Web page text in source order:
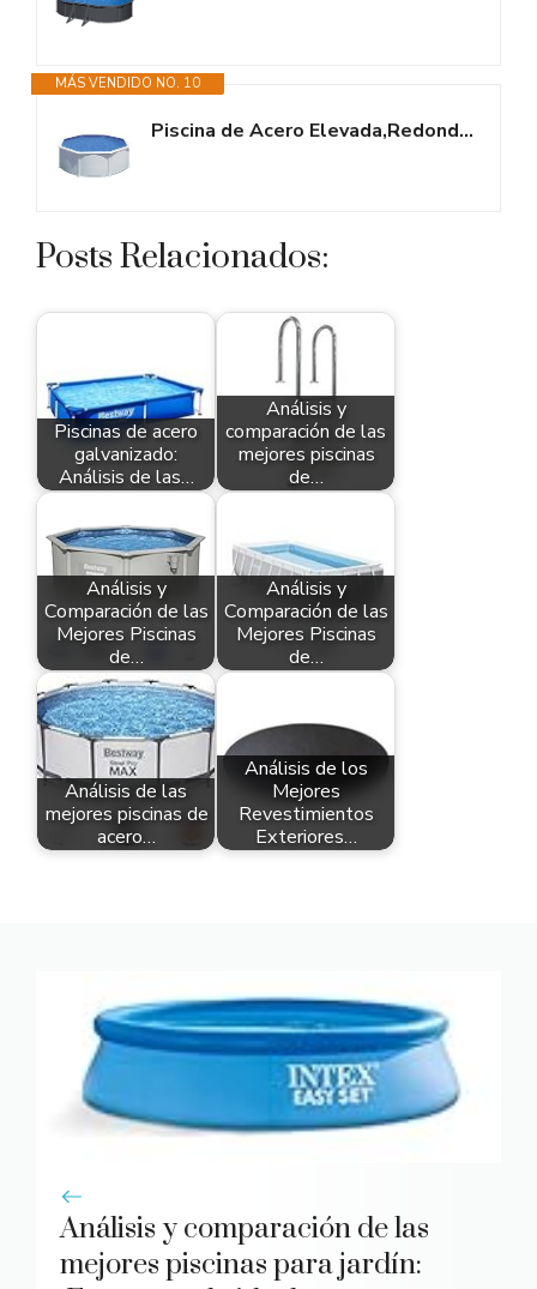
MÁS VENDIDO NO. 10
Piscina de Acero Elevada,Redonda con Aspecto Acero Blanco. Piscinas...
Posts Relacionados:
Piscinas de acero
galvanizado:
Análisis de las…
Análisis y
comparación de las
mejores piscinas
de…
Análisis y
Comparación de las
Mejores Piscinas
de…
Análisis y
Comparación de las
Mejores Piscinas
de…
Análisis de las
mejores piscinas de
acero…
Análisis de los
Mejores
Revestimientos
Exteriores…
Análisis y comparación de las
mejores piscinas para jardín: